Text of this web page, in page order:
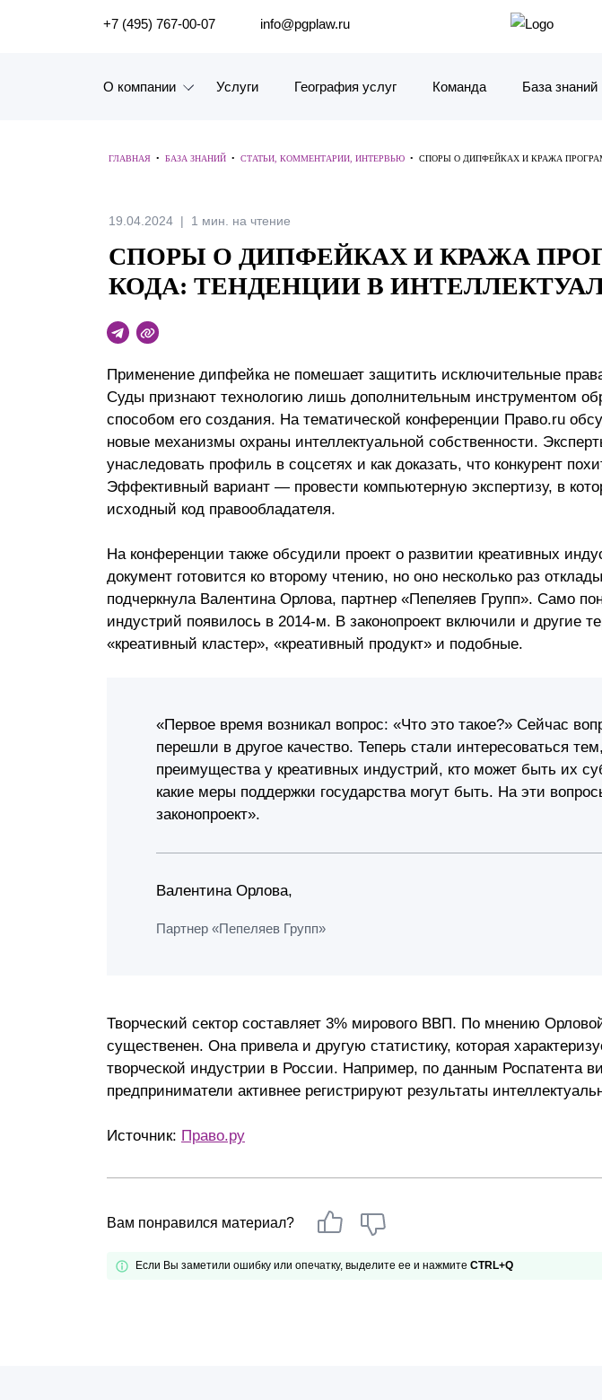
ПОИСК ПО САЙТУ
+7 (495) 767-00-07 info@pgplaw.ru
О компании
Наш опыт
Рейтинги, Награды, Цифры
Новости
Карьера
История компании
Почему «Пепеляев Групп»?
Обращение Управляющего
Партнера
ответственность
Услуги География услуг Команда База знаний
Видео
Брошюры
ГЛАВНАЯ • БАЗА ЗНАНИЙ • СТАТЬИ, КОММЕНТАРИИ, ИНТЕРВЬЮ • СПОРЫ О ДИПФЕЙКАХ И КРАЖА
19.04.2024 1 мин. на чтение
СПОРЫ О ДИПФЕЙКАХ И КРАЖА
КОДА: ТЕНДЕНЦИИ В
Применение дипфейка не помешает защитить исключительные
Суды признают технологию лишь дополнительным инструментом
способом его создания. На тематической конференции Право.ru
новые механизмы охраны интеллектуальной собственности.
унаследовать профиль в соцсетях и как доказать, что конкурент
Эффективный вариант — провести компьютерную экспертизу, в
исходный код правообладателя.
На конференции также обсудили проект о развитии креативных
документ готовится ко второму чтению, но оно несколько раз
подчеркнула Валентина Орлова, партнер «Пепеляев Групп». Само
индустрий появилось в 2014-м. В законопроект включили и другие
«креативный кластер», «креативный продукт» и подобные.
«Первое время возникал вопрос: «Что это такое?» Сейчас
перешли в другое качество. Теперь стали интересоваться
преимущества у креативных индустрий, кто может быть их
какие меры поддержки государства могут быть. На эти
законопроект».
Валентина Орлова,
Партнер «Пепеляев Групп»
Творческий сектор составляет 3% мирового ВВП. По мнению
существенен. Она привела и другую статистику, которая
творческой индустрии в России. Например, по данным Роспатента
предприниматели активнее регистрируют результаты
Источник: Право.ру
Вам понравился материал?
Если Вы заметили ошибку или опечатку, выделите ее и нажмите CTRL+Q